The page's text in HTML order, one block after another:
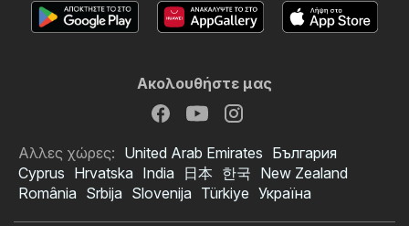
Ακολουθήστε μας
Αλλες χώρες: United Arab Emirates България
Cyprus Hrvatska India 日本 한국 New Zealand
România Srbija Slovenija Türkiye Україна